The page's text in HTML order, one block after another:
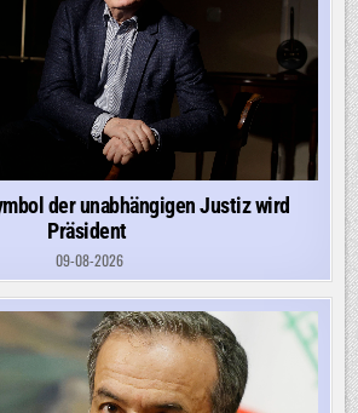
der unabhängigen Justiz wird
Präsident
09-08-2026